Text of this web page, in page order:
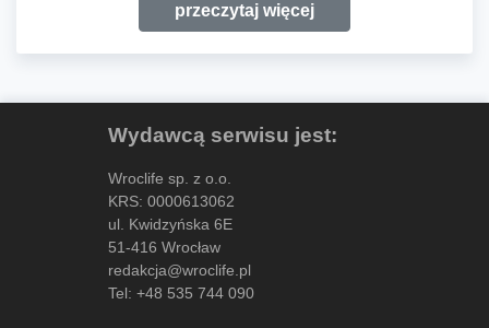
przeczytaj więcej
Wydawcą serwisu jest:
Wroclife sp. z o.o.
KRS: 0000613062
ul. Kwidzyńska 6E
51-416 Wrocław
redakcja@wroclife.pl
Tel: +48 535 744 090